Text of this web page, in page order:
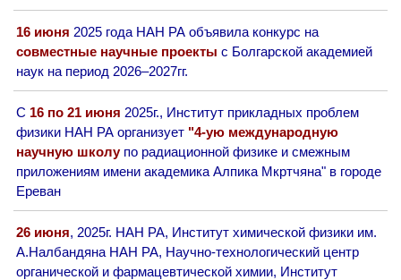
16 июня 2025 года НАН РА объявила конкурс на
совместные научные проекты с Болгарской академией
наук на период 2026–2027гг.
С 16 по 21 июня 2025г., Институт прикладных проблем
физики НАН РА организует "4-ую международную
научную школупо радиационной физике и смежным
приложениям имени академика Алпика Мкртчяна" в городе
Ереван
26 июня, 2025г. НАН РА, Институт химической физики им.
А.Налбандяна НАН РА, Научно-технологический центр
органической и фармацевтической химии, Институт